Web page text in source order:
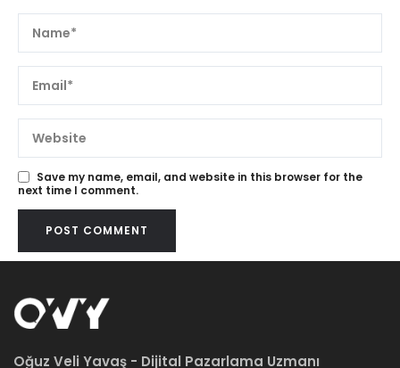
Save my name, email, and website in this browser for the
next time I comment.
Oğuz Veli Yavaş - Dijital Pazarlama Uzmanı